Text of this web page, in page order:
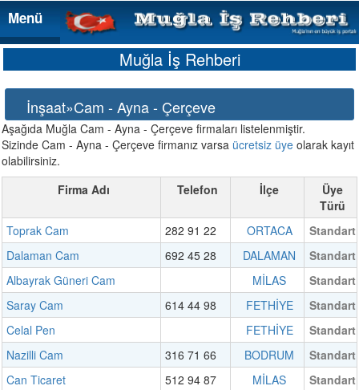
Menü
Menü
Muğla İş Rehberi
İnşaat»Cam - Ayna - Çerçeve
Aşağıda Muğla Cam - Ayna - Çerçeve firmaları listelenmiştir.
Sizinde Cam - Ayna - Çerçeve firmanız varsa ücretsiz üye olarak kayıt
olabilirsiniz.
Firma Adı
Telefon İlçe
Üye
Türü
Toprak Cam
282 91 22 ORTACA
Standart
Dalaman Cam
692 45 28 DALAMAN
Standart
Albayrak Güneri Cam
MİLAS
Standart
Saray Cam
614 44 98 FETHİYE
Standart
Celal Pen
FETHİYE
Standart
Nazilli Cam
316 71 66 BODRUM
Standart
Can Ticaret
512 94 87 MİLAS
Standart